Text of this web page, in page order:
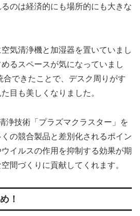
のは経済的にも場所的にも大きな
気清浄機と加湿器を置いていまし
るスペースが気になっていまし
できたことで、デスク周りがす
目も美しくなりました。
浄技術「プラズマクラスター」を
の競合製品と差別化されるポイン
イルスの作用を抑制する効果が期
間づくりに貢献してくれます。
！